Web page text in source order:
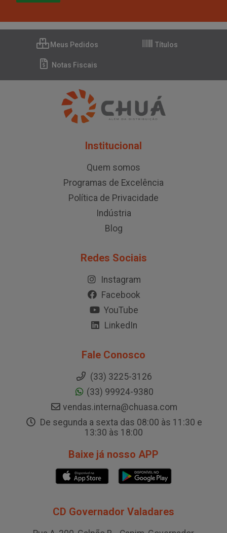
Meus Pedidos Títulos
Notas Fiscais
Institucional
Quem somos
Programas de Excelência
Política de Privacidade
Indústria
Blog
Redes Sociais
Instagram
Facebook
YouTube
LinkedIn
Fale Conosco
(33) 3225-3126
(33) 99924-9380
vendas.interna@chuasa.com
De segunda a sexta das 08:00 às 11:30 e
13:30 às 18:00
Baixe já nosso APP
CD Governador Valadares